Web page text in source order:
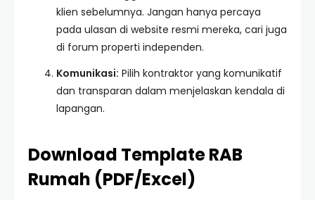
klien sebelumnya. Jangan hanya percaya
pada ulasan di website resmi mereka, cari juga
di forum properti independen.
Komunikasi: Pilih kontraktor yang komunikatif
dan transparan dalam menjelaskan kendala di
lapangan.
Download Template RAB
Rumah (PDF/Excel)